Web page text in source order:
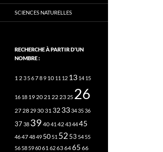
SCIENCES NATURELLES
RECHERCHE À PARTIR D’UN
NOMBRE :
1 23 56789 10 11 12 13 14 15
16 18 1920212223 25 26
27 28 293031 3233343536
37 38 39 4041 42434445
46474849 50 51 52 53 54 55
56 58 596061 62636465 66